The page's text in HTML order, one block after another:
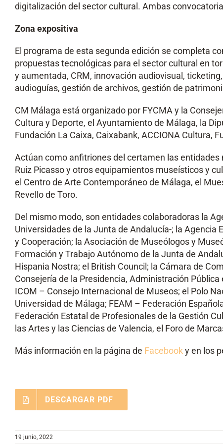
digitalización del sector cultural. Ambas
Zona expositiva
El programa de esta segunda edición se completa
propuestas tecnológicas para el sector cultural en
y aumentada, CRM, innovación audiovisual,
audioguías, gestión de archivos, gestión de
CM Málaga está organizado por FYCMA y la
Cultura y Deporte, el Ayuntamiento de Málaga, la
Fundación La Caixa, Caixabank, ACCIONA Cultura,
Actúan como anfitriones del certamen las
Ruiz Picasso y otros equipamientos museísticos y
el Centro de Arte Contemporáneo de Málaga, el
Revello de Toro.
Del mismo modo, son entidades colaboradoras la
Universidades de la Junta de Andalucía-; la
y Cooperación; la Asociación de Museólogos y
Formación y Trabajo Autónomo de la Junta de
Hispania Nostra; el British Council; la Cámara de
Consejería de la Presidencia, Administración
ICOM – Consejo Internacional de Museos; el Polo
Universidad de Málaga; FEAM – Federación
Federación Estatal de Profesionales de la Gestión
las Artes y las Ciencias de Valencia, el Foro de
Más información en la página de Facebooky en los
DESCARGAR PDF
19 junio, 2022